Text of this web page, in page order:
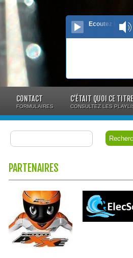
Ecoutez le direct...
CONTACT
FORMULAIRES
C’ÉTAIT QUOI CE
CONSULTEZ LES
PARTENAIRES